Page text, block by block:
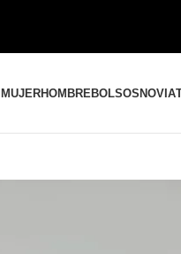
MUJERHOMBREBOLSOSNOVIA